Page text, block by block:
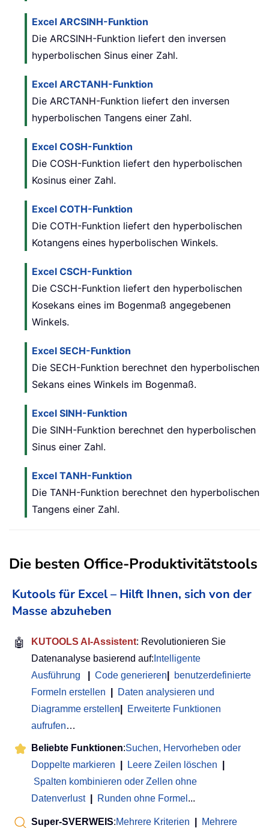
Excel ARCSINH-Funktion
Die ARCSINH-Funktion liefert den inversen
hyperbolischen Sinus einer Zahl.
Excel ARCTANH-Funktion
Die ARCTANH-Funktion liefert den inversen
hyperbolischen Tangens einer Zahl.
Excel COSH-Funktion
Die COSH-Funktion liefert den hyperbolischen
Kosinus einer Zahl.
Excel COTH-Funktion
Die COTH-Funktion liefert den hyperbolischen
Kotangens eines hyperbolischen Winkels.
Excel CSCH-Funktion
Die CSCH-Funktion liefert den hyperbolischen
Kosekans eines im Bogenmaß angegebenen
Winkels.
Excel SECH-Funktion
Die SECH-Funktion berechnet den hyperbolischen
Sekans eines Winkels im Bogenmaß.
Excel SINH-Funktion
Die SINH-Funktion berechnet den hyperbolischen
Sinus einer Zahl.
Excel TANH-Funktion
Die TANH-Funktion berechnet den hyperbolischen
Tangens einer Zahl.
Die besten Office-Produktivitätstools
Kutools für Excel – Hilft Ihnen, sich von der
Masse abzuheben
🤖 KUTOOLS AI-Assistent: Revolutionieren Sie
Datenanalyse basierend auf: Intelligente
Ausführung
Code generieren
benutzerdefinierte
Formeln erstellen
Daten analysieren und
Diagramme erstellen
Erweiterte Funktionen
aufrufen…
Beliebte Funktionen:Suchen, Hervorheben oder
Doppelte markieren
Leere Zeilen löschen
Spalten kombinieren oder Zellen ohne
Datenverlust
Runden ohne Formel ...
Super-SVERWEIS:Mehrere Kriterien
Mehrere